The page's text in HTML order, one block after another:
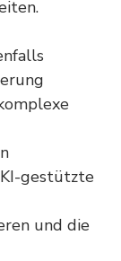
gestützte
und die